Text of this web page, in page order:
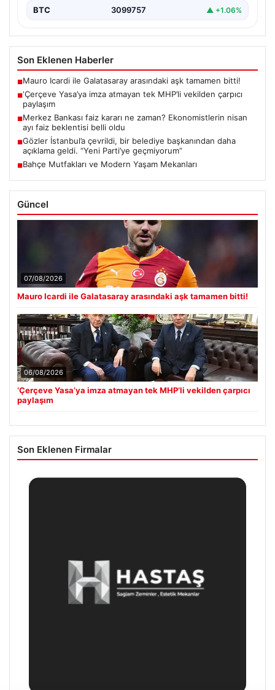
BTC 3099757 ▲ +1.06%
Son Eklenen Haberler
■Mauro Icardi ile Galatasaray arasındaki aşk tamamen bitti!
■‘Çerçeve Yasa’ya imza atmayan tek MHP’li vekilden çarpıcı
paylaşım
■Merkez Bankası faiz kararı ne zaman? Ekonomistlerin nisan
ayı faiz beklentisi belli oldu
■Gözler İstanbul’a çevrildi, bir belediye başkanından daha
açıklama geldi. “Yeni Parti’ye geçmiyorum”
■Bahçe Mutfakları ve Modern Yaşam Mekanları
Güncel
07/08/2026
Mauro Icardi ile Galatasaray arasındaki aşk tamamen bitti!
06/08/2026
‘Çerçeve Yasa’ya imza atmayan tek MHP’li vekilden çarpıcı
paylaşım
Son Eklenen Firmalar